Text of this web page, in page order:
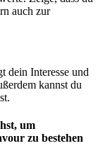
auch zur
dein Interesse und
kannst du
um
zu bestehen